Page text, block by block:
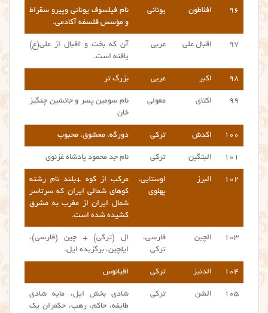
۹۶ افلاطون یونانی
نام فیلسوف یونانی وپیرو سقراط
و مؤسس فلسفه آکادمی.
۹۷ اقبال علی عربی
آن که بخت و اقبال از علی(ع)
یافته است.
۹۸ اکبر عربی بزرگ تر
۹۹ اکتای مغولی
نام سومین پسر و جانشین چنگیز
خان
۱۰۰ اکدش ترکی دورگه، معشوق، محبوب
۱۰۱ البتگین ترکی نام جد محمود پادشاه غزنوی
۱۰۲ البرز
اوستایی،
پهلوی
مرکب از کوه +بلند نام رشته
کوهای شمالی ایران که سرتاسر
شمال ایران از مغرب به مشرق
کشیده شده است.
۱۰۳ الچین
فارسی،
ترکی
ال (ترکی) + چین (فارسی)،
ایلچین، برگزیده ایل.
۱۰۴ الدنیز ترکی اقیانوس
۱۰۵ الشن ترکی
شادی بخش ایل، مایه شادی
طایفه، حاکم، رهب، حکمران یک